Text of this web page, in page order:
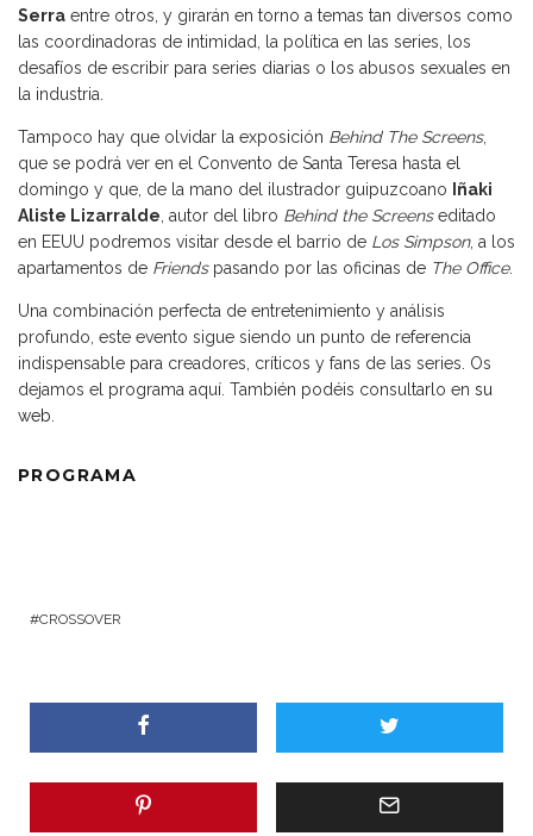
Serra entre otros, y girarán en torno a temas tan diversos como
las coordinadoras de intimidad, la política en las series, los
desafíos de escribir para series diarias o los abusos sexuales en
la industria.
Tampoco hay que olvidar la exposición Behind The Screens,
que se podrá ver en el Convento de Santa Teresa hasta el
domingo y que, de la mano del ilustrador guipuzcoano
Iñaki
Aliste Lizarralde , autor del libro Behind the Screenseditado
en EEUU podremos visitar desde el barrio de Los Simpson, a los
apartamentos de Friends pasando por las oficinas de The Office.
Una combinación perfecta de entretenimiento y análisis
profundo, este evento sigue siendo un punto de referencia
indispensable para creadores, críticos y fans de las series. Os
dejamos el programa aquí. También podéis consultarlo en su
web
PROGRAMA
CROSSOVER